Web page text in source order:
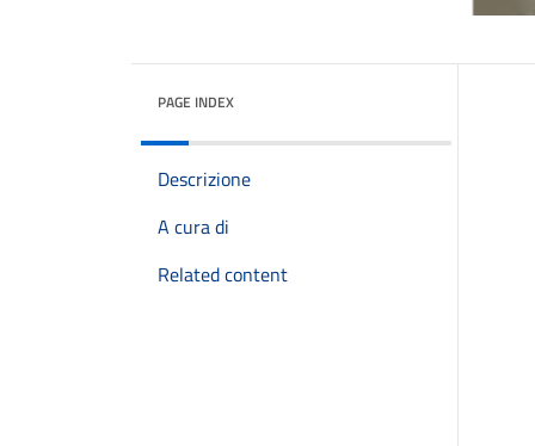
PAGE INDEX
Descrizione
A cura di
Related content